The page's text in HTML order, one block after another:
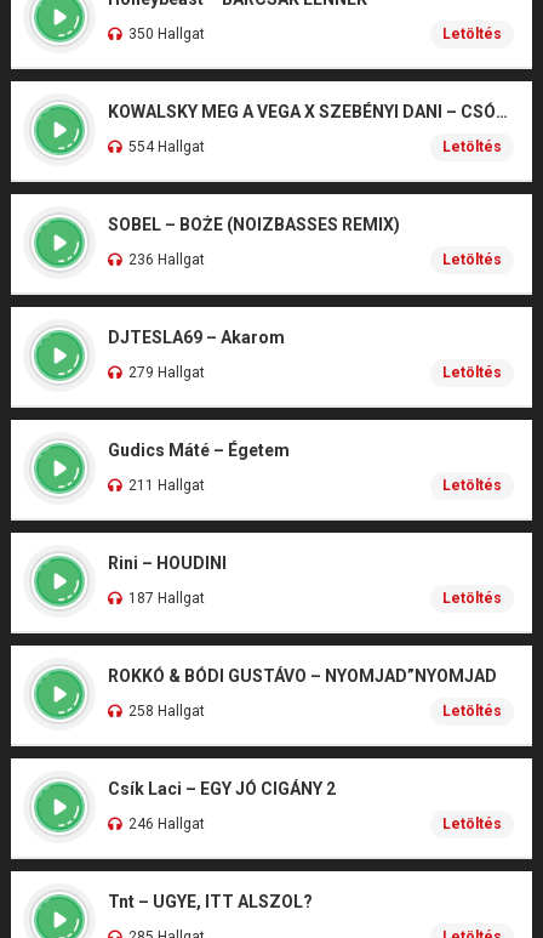
350 Hallgat Letöltés
KOWALSKY MEG A VEGA X SZEBÉNYI DANI – CSÓNAK
554 Hallgat Letöltés
SOBEL – BOŻE (NOIZBASSES REMIX)
236 Hallgat Letöltés
DJTESLA69 – Akarom
279 Hallgat Letöltés
Gudics Máté – Égetem
211 Hallgat Letöltés
Rini – HOUDINI
187 Hallgat Letöltés
ROKKÓ & BÓDI GUSTÁVO – NYOMJAD”NYOMJAD
258 Hallgat Letöltés
Csík Laci – EGY JÓ CIGÁNY 2
246 Hallgat Letöltés
Tnt – UGYE, ITT ALSZOL?